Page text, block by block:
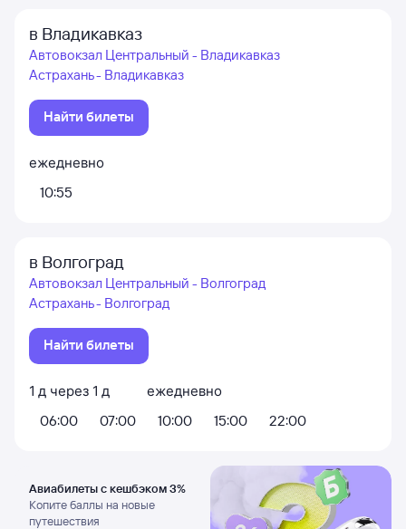
в Владикавказ
Автовокзал Центральный - Владикавказ
Астрахань - Владикавказ
Найти билеты
ежедневно
10:55
в Волгоград
Автовокзал Центральный - Волгоград
Астрахань - Волгоград
Найти билеты
1 д через 1 д
06:00
07:00
ежедневно
10:00
15:00 22:00
Авиабилеты с кешбэком 3%
Копите баллы на новые
путешествия